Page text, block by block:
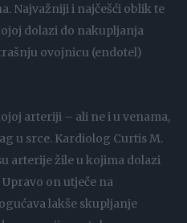
Najvažniji i najčešći oblik te
dolazi do nakupljanja
ovojnicu (endotel)
arteriji – ali ne i u venama,
u srce. Kardiolog Curtis M.
arterije žile u kojima dolazi
on utječe na
lakše skupljanje